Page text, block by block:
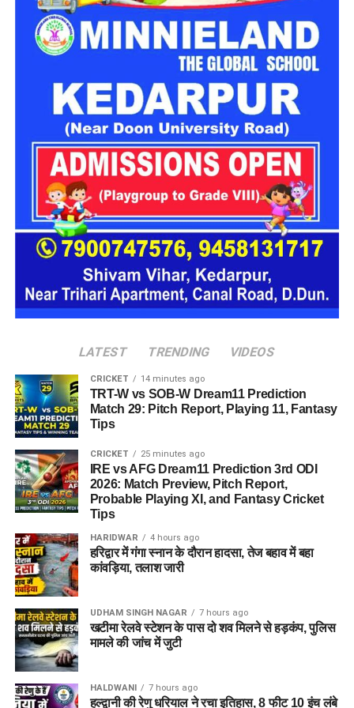
एक बंद संस्थान या जेल जैसी जगह पर महसूस करते हैं। यही वजह है कि
कई बार बच्चे वहां से निकलने या भागने की कोशिश तक करने लगते हैं।
इसी समस्या को ध्यान में रखते हुए विभाग अब ऐसा इंफ्रास्ट्रक्चर तैयार
करने की दिशा में काम कर रहा है, जहां रहने वाले लोगों को संस्थागत माहौल
के बजाय परिवार जैसा वातावरण मिल सके।
16 घरों में मिलेगा परिवार जैसा माहौल
प्रस्तावित आलंबन गांव में कॉटेज और छोटे घर विकसित किए जाएंगे। यहां
एक परिवार की तर्ज पर लोगों को रखा जाएगा। योजना के मुताबिक, एक
यूनिट में करीब दो महिलाएं, चार बच्चे और एक किशोरी को शामिल किया
जाएगा। इस तरह उन्हें एक परिवार की तरह साथ रहने का अवसर मिलेगा।
हर यूनिट में अलग किचन जैसी सुविधाएं भी होंगी, ताकि वहां रहने वाली
महिलाओं और बच्चों को रोजमर्रा के जीवन में ज्यादा स्वतंत्रता और जिम्मेदारी
का अनुभव हो सके। प्रस्तावित परिसर में कुल 16 घर विकसित किए
जाएंगे, जिनमें करीब 88 लोगों के रहने की व्यवस्था होगी।
जेल नहीं, रेजिडेंशियल कॉम्प्लेक्स जैसा
होगा माहौल
आलंबन गांव की सबसे खास बात यही होगी कि यहां रहने वाली महिलाओं
और बच्चों को यह महसूस न हो कि वे किसी जेल या बंद संस्थान में रह रहे
हैं। इसके बजाय पूरा परिसर एक रेजिडेंशियल कॉम्प्लेक्स की तरह विकसित
किया जाएगा, जहां सुरक्षा के साथ रहने, पढ़ाई, दैनिक जीवन और सामाजिक
विकास से जुड़ी सुविधाएं उपलब्ध होंगी।
LATEST TRENDING VIDEOS
CRICKET 14 minutes ago
TRT-W vs SOB-W Dream11 Prediction
Match 29: Pitch Report, Playing 11, Fantasy
Tips
CRICKET 25 minutes ago
IRE vs AFG Dream11 Prediction 3rd ODI
2026: Match Preview, Pitch Report,
Probable Playing XI, and Fantasy Cricket
Tips
HARIDWAR 4 hours ago
हरिद्वार में गंगा स्नान के दौरान हादसा, तेज बहाव में बहा
कांवड़िया, तलाश जारी
UDHAM SINGH NAGAR 7 hours ago
खटीमा रेलवे स्टेशन के पास दो शव मिलने से हड़कंप, पुलिस
मामले की जांच में जुटी
HALDWANI 7 hours ago
हल्द्वानी की रेणु धरियाल ने रचा इतिहास, 8 फीट 10 इंच लंबे